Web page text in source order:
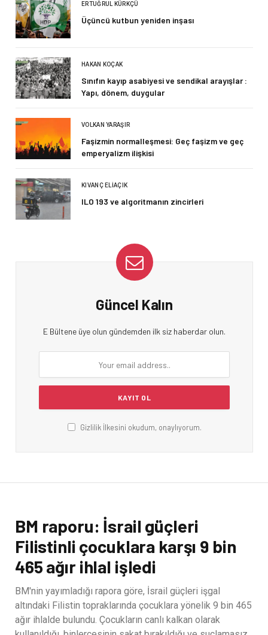
ERTUĞRUL KÜRKÇÜ
Üçüncü kutbun yeniden inşası
HAKAN KOÇAK
Sınıfın kayıp asabiyesi ve sendikal arayışlar :
Yapı, dönem, duygular
VOLKAN YARAŞIR
Faşizmin normalleşmesi: Geç faşizm ve geç
emperyalizm ilişkisi
KIVANÇ ELIAÇIK
ILO 193 ve algoritmanın zincirleri
Güncel Kalın
E Bültene üye olun gündemden ilk siz haberdar olun.
Gizlilik İlkesini okudum, onaylıyorum.
BM raporu: İsrail güçleri
Filistinli çocuklara karşı 9 bin
465 ağır ihlal işledi
BM'nin yayımladığı rapora göre, İsrail güçleri işgal
altındaki Filistin topraklarında çocuklara yönelik 9 bin 465
ağır ihlalde bulundu. Çocukların canlı kalkan olarak